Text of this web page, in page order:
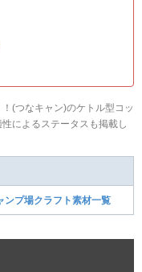
(つなキャン)のケトル型コッ
によるステータスも掲載し
ンプ場クラフト素材一覧